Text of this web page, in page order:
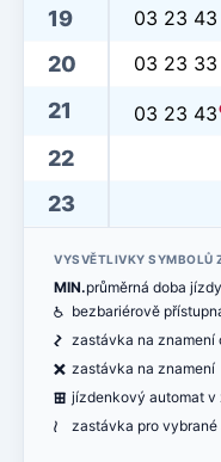
19 03 23 43
20 03 23
21 03 23 43
22
23
VYSVĚTLIVKY SYMBOLŮ
MIN.průměrná doba
@ bezbariérově
ó zastávka na znamení
ë zastávka na znamení
æ jízdenkový automat v
< zastávka pro vybrané